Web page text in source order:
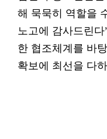
해 묵묵히 역할을
노고에 감사드린
한 협조체계를 바
확보에 최선을 다